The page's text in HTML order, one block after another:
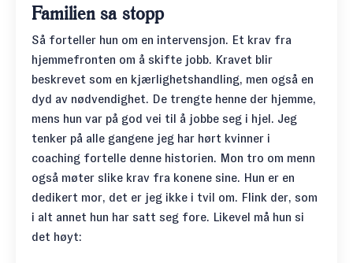
Familien sa stopp
Så forteller hun om en intervensjon. Et krav fra
hjemmefronten om å skifte jobb. Kravet blir
beskrevet som en kjærlighetshandling, men også en
dyd av nødvendighet. De trengte henne der hjemme,
mens hun var på god vei til å jobbe seg i hjel. Jeg
tenker på alle gangene jeg har hørt kvinner i
coaching fortelle denne historien. Mon tro om menn
også møter slike krav fra konene sine. Hun er en
dedikert mor, det er jeg ikke i tvil om. Flink der, som
i alt annet hun har satt seg fore. Likevel må hun si
det høyt: